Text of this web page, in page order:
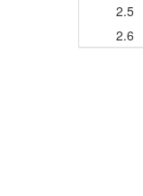
2.5
2.6